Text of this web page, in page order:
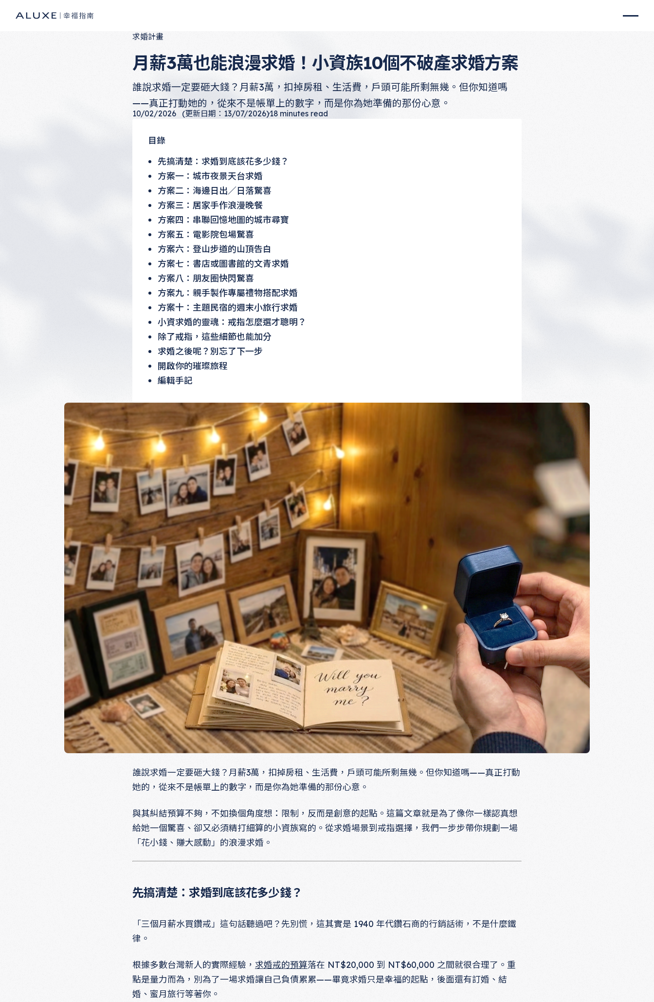
求婚計畫
月薪3萬也能浪漫求婚！小資族10個不破產求婚方案
誰說求婚一定要砸大錢？月薪3萬，扣掉房租、生活費，戶頭可能所剩無幾。但你知道嗎
——真正打動她的，從來不是帳單上的數字，而是你為她準備的那份心意。
10/02/2026 (更新日期：13/07/2026)18 minutes read
目錄
先搞清楚：求婚到底該花多少錢？
方案一：城市夜景天台求婚
方案二：海邊日出／日落驚喜
方案三：居家手作浪漫晚餐
方案四：串聯回憶地圖的城市尋寶
方案五：電影院包場驚喜
方案六：登山步道的山頂告白
方案七：書店或圖書館的文青求婚
方案八：朋友圈快閃驚喜
方案九：親手製作專屬禮物搭配求婚
方案十：主題民宿的週末小旅行求婚
小資求婚的靈魂：戒指怎麼選才聰明？
除了戒指，這些細節也能加分
求婚之後呢？別忘了下一步
開啟你的璀璨旅程
編輯手記
誰說求婚一定要砸大錢？月薪3萬，扣掉房租、生活費，戶頭可能所剩無幾。但你知道嗎——真正打動
她的，從來不是帳單上的數字，而是你為她準備的那份心意。
與其糾結預算不夠，不如換個角度想：限制，反而是創意的起點。這篇文章就是為了像你一樣認真想
給她一個驚喜、卻又必須精打細算的小資族寫的。從求婚場景到戒指選擇，我們一步步帶你規劃一場
「花小錢、賺大感動」的浪漫求婚。
先搞清楚：求婚到底該花多少錢？
「三個月薪水買鑽戒」這句話聽過吧？先別慌，這其實是 1940 年代鑽石商的行銷話術，不是什麼鐵
律。
根據多數台灣新人的實際經驗， 求婚戒的預算落在 NT$20,000 到 NT$60,000 之間就很合理了。重
點是量力而為，別為了一場求婚讓自己負債累累——畢竟求婚只是幸福的起點，後面還有訂婚、結
婚、蜜月旅行等著你。